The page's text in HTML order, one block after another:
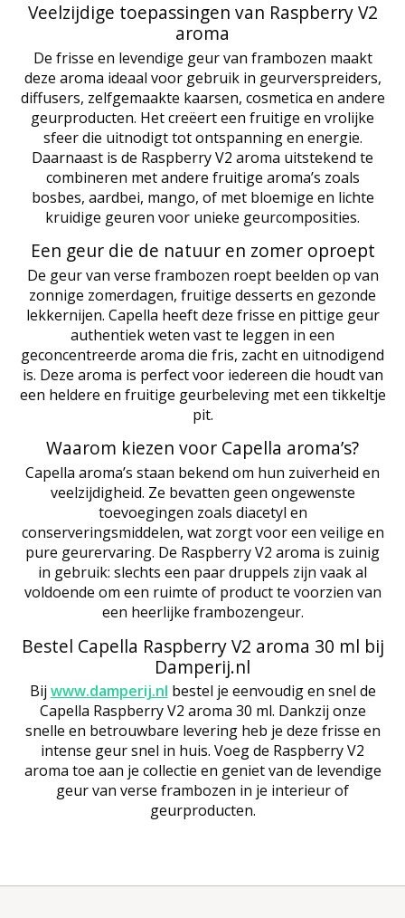
Veelzijdige toepassingen van Raspberry V2
aroma
De frisse en levendige geur van frambozen maakt
deze aroma ideaal voor gebruik in geurverspreiders,
diffusers, zelfgemaakte kaarsen, cosmetica en andere
geurproducten. Het creëert een fruitige en vrolijke
sfeer die uitnodigt tot ontspanning en energie.
Daarnaast is de Raspberry V2 aroma uitstekend te
combineren met andere fruitige aroma’s zoals
bosbes, aardbei, mango, of met bloemige en lichte
kruidige geuren voor unieke geurcomposities.
Een geur die de natuur en zomer oproept
De geur van verse frambozen roept beelden op van
zonnige zomerdagen, fruitige desserts en gezonde
lekkernijen. Capella heeft deze frisse en pittige geur
authentiek weten vast te leggen in een
geconcentreerde aroma die fris, zacht en uitnodigend
is. Deze aroma is perfect voor iedereen die houdt van
een heldere en fruitige geurbeleving met een tikkeltje
pit.
Waarom kiezen voor Capella aroma’s?
Capella aroma’s staan bekend om hun zuiverheid en
veelzijdigheid. Ze bevatten geen ongewenste
toevoegingen zoals diacetyl en
conserveringsmiddelen, wat zorgt voor een veilige en
pure geurervaring. De Raspberry V2 aroma is zuinig
in gebruik: slechts een paar druppels zijn vaak al
voldoende om een ruimte of product te voorzien van
een heerlijke frambozengeur.
Bestel Capella Raspberry V2 aroma 30 ml bij
Damperij.nl
Bij www.damperij.nl bestel je eenvoudig en snel de
Capella Raspberry V2 aroma 30 ml. Dankzij onze
snelle en betrouwbare levering heb je deze frisse en
intense geur snel in huis. Voeg de Raspberry V2
aroma toe aan je collectie en geniet van de levendige
geur van verse frambozen in je interieur of
geurproducten.